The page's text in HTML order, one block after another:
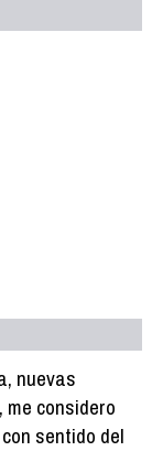
nuevas
considero
sentido del